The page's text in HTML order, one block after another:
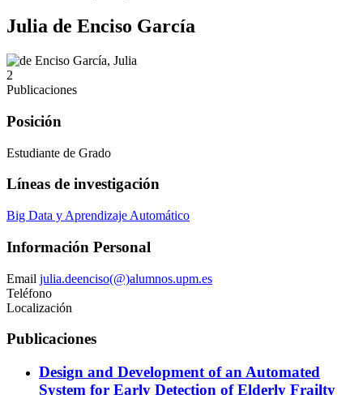
Julia de Enciso García
2
Publicaciones
Posición
Estudiante de Grado
Líneas de investigación
Big Data y Aprendizaje Automático
Información Personal
Email julia.deenciso(@)alumnos.upm.es
Teléfono
Localización
Publicaciones
Design and Development of an Automated
System for Early Detection of Elderly Frailty